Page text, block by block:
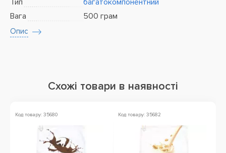
Тип
багатокомпонентний
Вага
500 грам
Опис
Схожі товари в наявності
Код товару: 35680 Код товару: 35682